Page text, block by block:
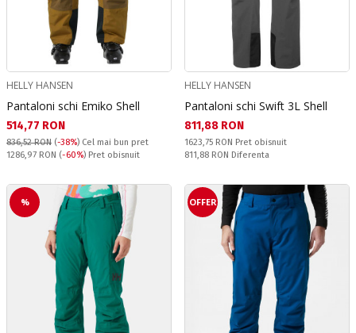
HELLY HANSEN
Pantaloni schi Emiko Shell
Текуща цена:
514,77 RON
836,52 RON (-38%) Cel mai bun pret
Pret obisnuit:
1286,97 RON (-60%) Pret obisnuit
HELLY HANSEN
Pantaloni schi Swift 3L Shell
Текуща цена:
811,88 RON
Pret obisnuit:
1623,75 RON Pret obisnuit
Спестявате:
811,88 RON Diferenta
% OFFER